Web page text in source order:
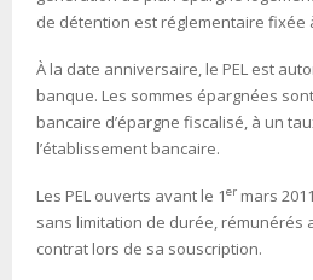
de détention est réglementaire fixée
À la date anniversaire, le PEL est
banque. Les sommes épargnées
bancaire d’épargne fiscalisé, à un
l’établissement bancaire.
Les PEL ouverts avant le 1er mars
sans limitation de durée, rémunérés
contrat lors de sa souscription.